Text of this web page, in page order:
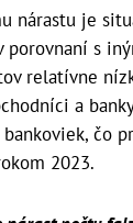
nárastu je
porovnaní s
relatívne
a
čo
2023.